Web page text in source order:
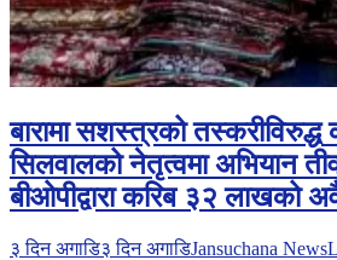
बारामा सशस्त्रको तस्करीविरुद्ध
सिलवालको नेतृत्वमा अभियान
बीओपीद्वारा करिब ३२ लाखको
३ दिन अगाडि३ दिन अगाडिJansuchana News